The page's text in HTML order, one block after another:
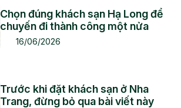
Chọn đúng khách sạn Hạ Long để
chuyến đi thành công một nửa
16/06/2026
Trước khi đặt khách sạn ở Nha
Trang, đừng bỏ qua bài viết này